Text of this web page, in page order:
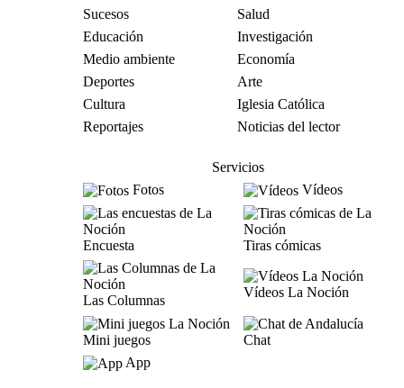
Sucesos
Salud
Educación
Investigación
Medio ambiente
Economía
Deportes
Arte
Cultura
Iglesia Católica
Reportajes
Noticias del lector
Servicios
Fotos
Vídeos
Encuesta Tiras cómicas
Las Columnas
Vídeos La Noción
Mini juegos
Chat
App